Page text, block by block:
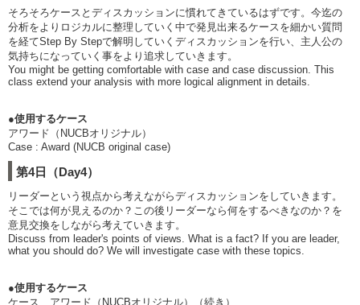
そろそろケースとディスカッションに慣れてきているはずです。今迄の
分析をよりロジカルに整理していく中で発見出来るケースを細かい質問
を経てStep By Stepで解明していくディスカッションを行い、主人公の
気持ちになっていく事をより追求していきます。
You might be getting comfortable with case and case discussion. This
class extend your analysis with more logical alignment in details.
●使用するケース
アワード（NUCBオリジナル）
Case : Award (NUCB original case)
第4日（Day4）
リーダーという視点から考えながらディスカッションをしていきます。
そこでは何が見えるのか？この後リーダーなら何をするべきなのか？を
意見交換をしながら考えていきます。
Discuss from leader's points of views. What is a fact? If you are leader,
what you should do? We will investigate case with these topics.
●使用するケース
ケース アワード（NUCBオリジナル）（続き）